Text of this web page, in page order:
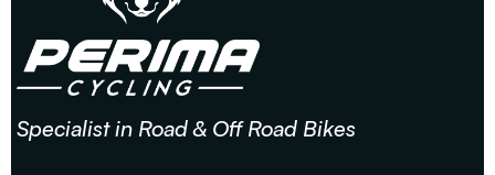
Specialist in Road & Off Road Bikes